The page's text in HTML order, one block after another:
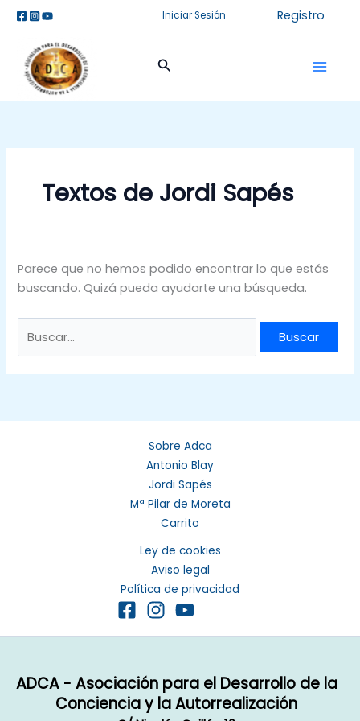
al
contenido
Iniciar Sesión Registro
Buscar
Textos de Jordi Sapés
Parece que no hemos podido encontrar lo que estás
buscando. Quizá pueda ayudarte una búsqueda.
Buscar
por:
Sobre Adca
Antonio Blay
Jordi Sapés
Mª Pilar de Moreta
Carrito
Ley de cookies
Aviso legal
Política de privacidad
ADCA - Asociación para el Desarrollo de la
Conciencia y la Autorrealización